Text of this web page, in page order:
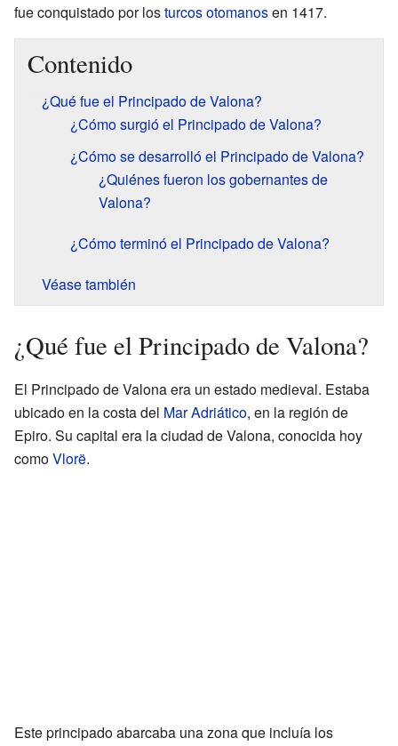
fue conquistado por losturcos otomanosen 1417.
Contenido
¿Qué fue el Principado de Valona?
¿Cómo surgió el Principado de Valona?
¿Cómo se desarrolló el Principado de Valona?
¿Quiénes fueron los gobernantes de
Valona?
¿Cómo terminó el Principado de Valona?
Véase también
¿Qué fue el Principado de Valona?
El Principado de Valona era un estado medieval. Estaba
ubicado en la costa del Mar Adriático, en la región de
Epiro. Su capital era la ciudad de Valona, conocida hoy
comoVlorë.
Este principado abarcaba una zona que incluía los